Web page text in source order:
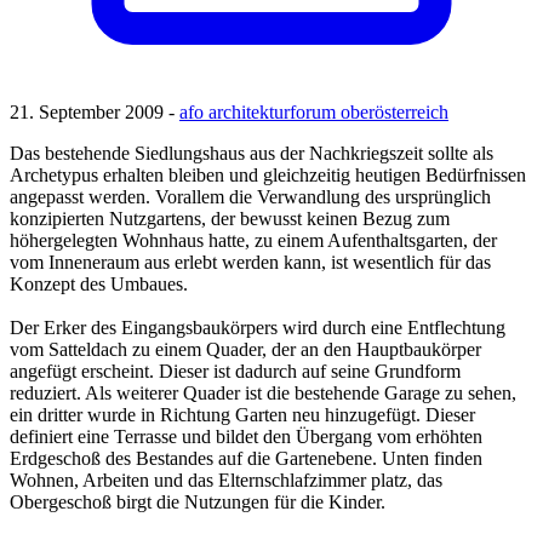
21. September 2009 - afo architekturforum oberösterreich
Das bestehende Siedlungshaus aus der Nachkriegszeit sollte als
Archetypus erhalten bleiben und gleichzeitig heutigen Bedürfnissen
angepasst werden. Vorallem die Verwandlung des ursprünglich
konzipierten Nutzgartens, der bewusst keinen Bezug zum
höhergelegten Wohnhaus hatte, zu einem Aufenthaltsgarten, der
vom Inneneraum aus erlebt werden kann, ist wesentlich für das
Konzept des Umbaues.
Der Erker des Eingangsbaukörpers wird durch eine Entflechtung
vom Satteldach zu einem Quader, der an den Hauptbaukörper
angefügt erscheint. Dieser ist dadurch auf seine Grundform
reduziert. Als weiterer Quader ist die bestehende Garage zu sehen,
ein dritter wurde in Richtung Garten neu hinzugefügt. Dieser
definiert eine Terrasse und bildet den Übergang vom erhöhten
Erdgeschoß des Bestandes auf die Gartenebene. Unten finden
Wohnen, Arbeiten und das Elternschlafzimmer platz, das
Obergeschoß birgt die Nutzungen für die Kinder.